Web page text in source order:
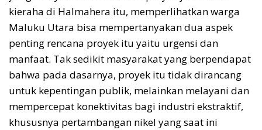
kieraha di Halmahera itu, memperlihatkan warga
Maluku Utara bisa mempertanyakan dua aspek
penting rencana proyek itu yaitu urgensi dan
manfaat. Tak sedikit masyarakat yang berpendapat
bahwa pada dasarnya, proyek itu tidak dirancang
untuk kepentingan publik, melainkan melayani dan
mempercepat konektivitas bagi industri ekstraktif,
khususnya pertambangan nikel yang saat ini